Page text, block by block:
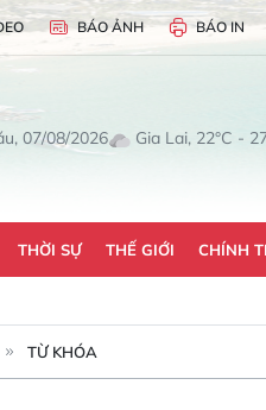
BÁO ẢNH BÁO IN
07/08/2026 Gia Lai, 22°C -
THỜI SỰ THẾ GIỚI CHÍNH
TỪ KHÓA